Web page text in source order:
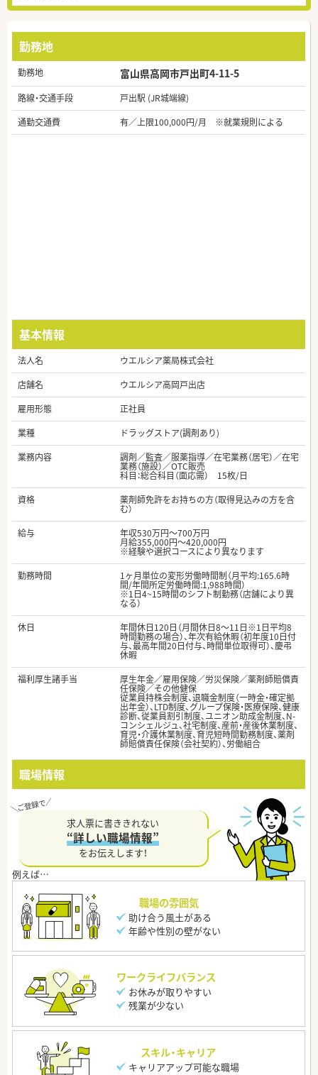
勤務地
勤務地 富山県高岡市戸出町4-11-5
路線・交通手段
戸出駅 (JR城端線)
通勤交通費
有／上限100,000円/月 ※就業規則による
基本情報
法人名
ウエルシア薬局株式会社
店舗名
ウエルシア高岡戸出店
雇用形態
正社員
業種
ドラッグストア(調剤あり)
業務内容
調剤／監査／服薬指導／在宅業務（居宅）／在宅
業務（施設）／OTC販売
科目：総合科目（面応需） 15枚/日
資格
薬剤師免許をお持ちの方（取得見込みの方を含
む）
給与
年収530万円～700万円
月給355,000円～420,000円
※経験や選択コースにより異なります
勤務時間
1ヶ月単位の変形労働時間制（月平均:165.6時
間/年間所定労働時間:1,988時間）
※1日4~15時間のシフト制勤務（店舗により異
なる）
休日
年間休日120日（月間休日8～11日※1日平均8
時間勤務の場合）、年次有給休暇（初年度10日付
与、最高年間20日付与、時間単位取得可）、慶弔
休暇
福利厚生諸手当
厚生年金／雇用保険／労災保険／薬剤師賠償責
任保険／その他健保
従業員持株会制度、退職金制度（一時金・確定拠
出年金）、LTD制度、グループ保険・医療保険、健康
診断、従業員割引制度、ユニオン助成金制度、N-
コンシェルジュ、社宅制度、産前・産後休業制度、
育児・介護休業制度、育児短時間勤務制度、薬剤
師賠償責任保険（会社契約）、労働組合
職場情報
求人票に書ききれない
“詳しい職場情報”
をお伝えします！
職場の雰囲気
助け合う風土がある
年齢や性別の壁がない
ワークライフバランス
お休みが取りやすい
残業が少ない
スキル・キャリア
キャリアアップ可能な職場